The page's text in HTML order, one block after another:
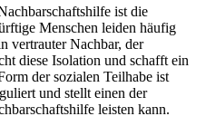
ist die
Menschen leiden häufig
vertrauter Nachbar, der
diese Isolation und schafft ein
der sozialen Teilhabe ist
und stellt einen der
leisten kann.